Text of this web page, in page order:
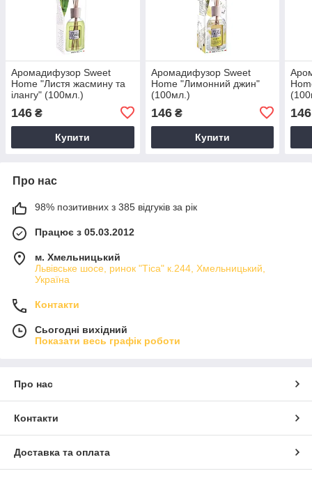
Аромадифузор Sweet
Home "Листя жасмину та
ілангу" (100мл.)
146 ₴
Купити
Аромадифузор Sweet
Home "Лимонний джин"
(100мл.)
146₴
Купити
146
Про нас
98% позитивних з 385 відгуків за рік
Працює з 05.03.2012
м. Хмельницький
Львівське шосе, ринок "Тіса" к.244, Хмельницький,
Україна
Контакти
Сьогодні вихідний
Показати весь графік роботи
Про нас
Контакти
Доставка та оплата